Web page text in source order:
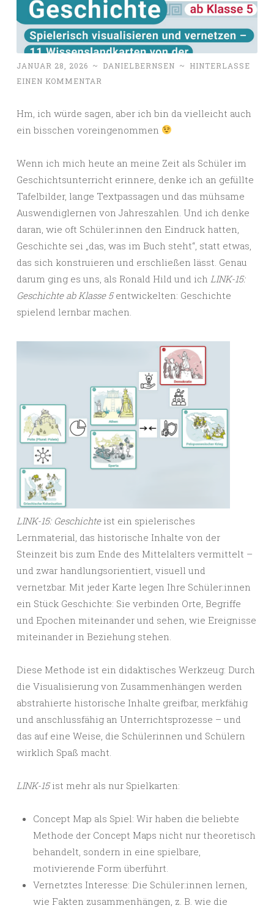
JANUAR 28, 2026 ~ DANIELBERNSEN ~
HINTERLASSE
EINEN KOMMENTAR
Hm, ich würde sagen, aber ich bin da vielleicht auch
ein bisschen voreingenommen
Wenn ich mich heute an meine Zeit als Schüler im
Geschichtsunterricht erinnere, denke ich an gefüllte
Tafelbilder, lange Textpassagen und das mühsame
Auswendiglernen von Jahreszahlen. Und ich denke
daran, wie oft Schüler:innen den Eindruck hatten,
Geschichte sei „das, was im Buch steht“, statt etwas,
das sich konstruieren und erschließen lässt. Genau
darum ging es uns, als Ronald Hild und ich LINK-15:
Geschichte ab Klasse 5entwickelten: Geschichte
spielend lernbar machen.
LINK-15: Geschichte ist ein spielerisches
Lernmaterial, das historische Inhalte von der
Steinzeit bis zum Ende des Mittelalters vermittelt –
und zwar handlungsorientiert, visuell und
vernetzbar. Mit jeder Karte legen Ihre Schüler:innen
ein Stück Geschichte: Sie verbinden Orte, Begriffe
und Epochen miteinander und sehen, wie Ereignisse
miteinander in Beziehung stehen.
Diese Methode ist ein didaktisches Werkzeug: Durch
die Visualisierung von Zusammenhängen werden
abstrahierte historische Inhalte greifbar, merkfähig
und anschlussfähig an Unterrichtsprozesse – und
das auf eine Weise, die Schülerinnen und Schülern
wirklich Spaß macht.
LINK-15ist mehr als nur Spielkarten:
Concept Map als Spiel: Wir haben die beliebte
Methode der Concept Maps nicht nur theoretisch
behandelt, sondern in eine spielbare,
motivierende Form überführt.
Vernetztes Interesse: Die Schüler:innen lernen,
wie Fakten zusammenhängen, z. B. wie die